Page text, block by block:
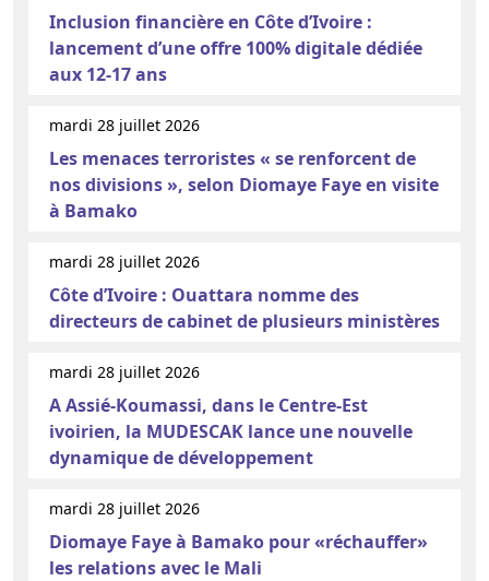
Inclusion financière en Côte d’Ivoire :
lancement d’une offre 100% digitale dédiée
aux 12-17 ans
mardi 28 juillet 2026
Les menaces terroristes « se renforcent de
nos divisions », selon Diomaye Faye en visite
à Bamako
mardi 28 juillet 2026
Côte d’Ivoire : Ouattara nomme des
directeurs de cabinet de plusieurs ministères
mardi 28 juillet 2026
A Assié-Koumassi, dans le Centre-Est
ivoirien, la MUDESCAK lance une nouvelle
dynamique de développement
mardi 28 juillet 2026
Diomaye Faye à Bamako pour «réchauffer»
les relations avec le Mali